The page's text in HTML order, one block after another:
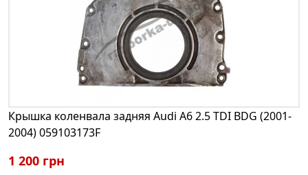
Крышка коленвала задняя Audi A6 2.5 TDI BDG (2001-
2004) 059103173F
1 200 грн